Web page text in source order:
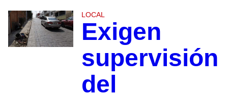
LOCAL
Exigen
supervisión
del